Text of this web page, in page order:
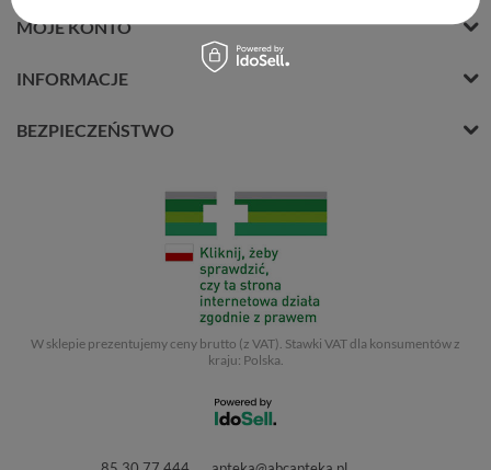
MOJE KONTO
INFORMACJE
BEZPIECZEŃSTWO
W sklepie prezentujemy ceny brutto (z VAT). Stawki VAT dla konsumentów z
kraju: Polska.